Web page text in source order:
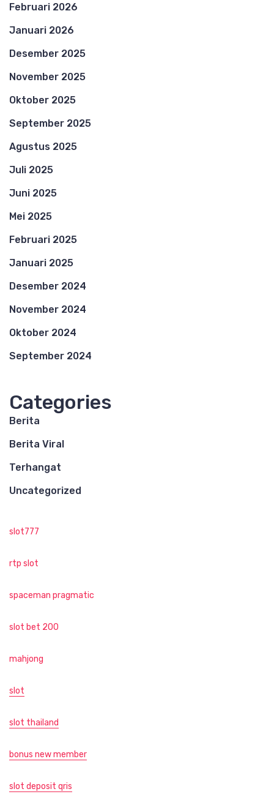
Februari 2026
Januari 2026
Desember 2025
November 2025
Oktober 2025
September 2025
Agustus 2025
Juli 2025
Juni 2025
Mei 2025
Februari 2025
Januari 2025
Desember 2024
November 2024
Oktober 2024
September 2024
Categories
Berita
Berita Viral
Terhangat
Uncategorized
slot777
rtp slot
spaceman pragmatic
slot bet 200
mahjong
slot
slot thailand
bonus new member
slot deposit qris